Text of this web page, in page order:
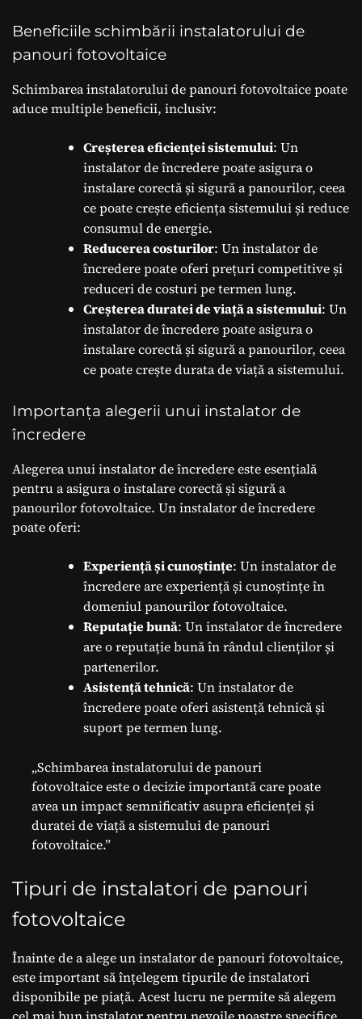
Beneficiile schimbării instalatorului de
panouri fotovoltaice
Schimbarea instalatorului de panouri fotovoltaice poate
aduce multiple beneficii, inclusiv:
Creșterea eficienței sistemului: Un
instalator de încredere poate asigura o
instalare corectă și sigură a panourilor, ceea
ce poate crește eficiența sistemului și reduce
consumul de energie.
Reducerea costurilor: Un instalator de
încredere poate oferi prețuri competitive și
reduceri de costuri pe termen lung.
Creșterea duratei de viață a sistemului: Un
instalator de încredere poate asigura o
instalare corectă și sigură a panourilor, ceea
ce poate crește durata de viață a sistemului.
Importanța alegerii unui instalator de
încredere
Alegerea unui instalator de încredere este esențială
pentru a asigura o instalare corectă și sigură a
panourilor fotovoltaice. Un instalator de încredere
poate oferi:
Experiență și cunoștințe: Un instalator de
încredere are experiență și cunoștințe în
domeniul panourilor fotovoltaice.
Reputație bună: Un instalator de încredere
are o reputație bună în rândul clienților și
partenerilor.
Asistență tehnică: Un instalator de
încredere poate oferi asistență tehnică și
suport pe termen lung.
„Schimbarea instalatorului de panouri
fotovoltaice este o decizie importantă care poate
avea un impact semnificativ asupra eficienței și
duratei de viață a sistemului de panouri
fotovoltaice.”
Tipuri de instalatori de panouri
fotovoltaice
Înainte de a alege un instalator de panouri fotovoltaice,
este important să înțelegem tipurile de instalatori
disponibile pe piață. Acest lucru ne permite să alegem